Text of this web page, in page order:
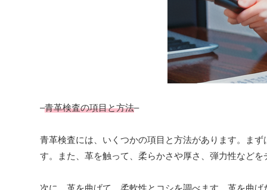
–青革検査の項目と方法–
青革検査には、いくつかの項目と方法があります。ま
す。また、革を触って、柔らかさや厚さ、弾力性などを
次に、革を曲げて、柔軟性とコシを調べます。革を曲